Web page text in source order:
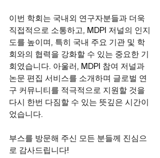
이번 학회는 국내외 연구자분들과 더욱
직접적으로 소통하고, MDPI 저널의 인지
도를 높이며, 특히 국내 주요 기관 및 학
회와의 협력을 강화할 수 있는 중요한 기
회였습니다. 아울러, MDPI 참여 저널과
논문 편집 서비스를 소개하며 글로벌 연
구 커뮤니티를 적극적으로 지원할 것을
다시 한번 다짐할 수 있는 뜻깊은 시간이
었습니다.
부스를 방문해 주신 모든 분들께 진심으
로 감사드립니다!